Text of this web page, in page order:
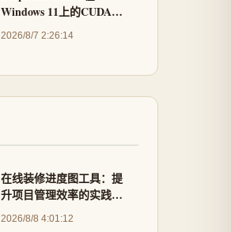
Windows 11上的CUDA
12.1全链路部署指南
2026/8/7 2:26:14
在线装修进度图工具：提
升项目管理效率的实践指
南
2026/8/8 4:01:12